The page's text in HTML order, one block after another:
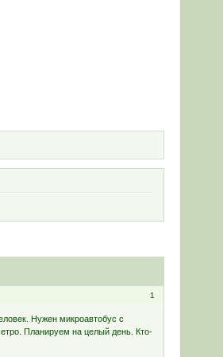
1
Нужен микроавтобус с
Планируем на целый день. Кто-